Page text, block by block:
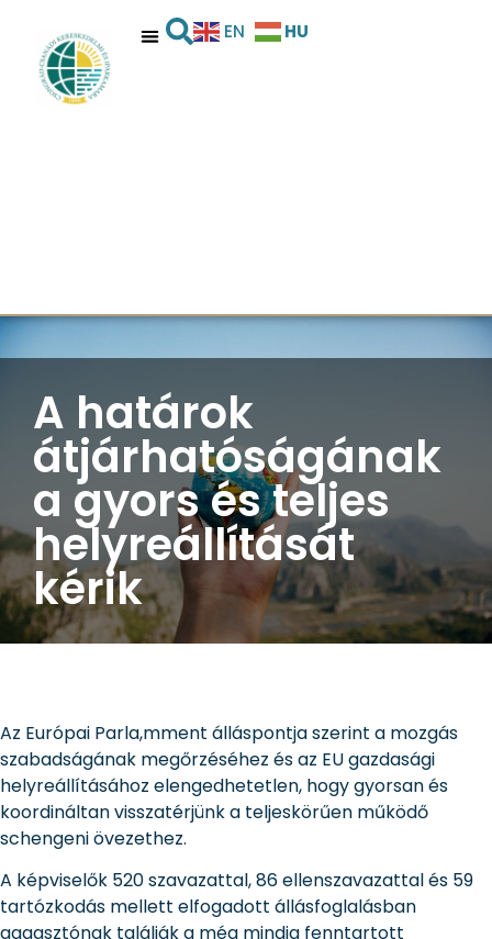
EN HU
A határok
átjárhatóságának
a gyors és teljes
helyreállítását
kérik
Az Európai Parla,mment álláspontja szerint a mozgás
szabadságának megőrzéséhez és az EU gazdasági
helyreállításához elengedhetetlen, hogy gyorsan és
koordináltan visszatérjünk a teljeskörűen működő
schengeni övezethez.
A képviselők 520 szavazattal, 86 ellenszavazattal és 59
tartózkodás mellett elfogadott állásfoglalásban
aggasztónak találják a még mindig fenntartott